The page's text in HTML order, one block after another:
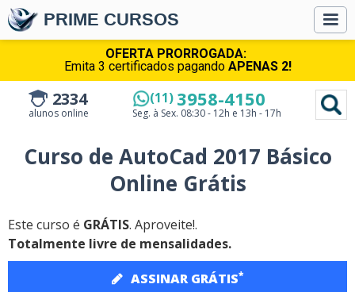
OFERTA PRORROGADA:
Emita 3 certificados pagando APENAS 2!
PRIME CURSOS
2334
alunos online
(11) 3958-4150
Seg. à Sex. 08:30 - 12h e 13h - 17h
Curso de AutoCad 2017 Básico
Online Grátis
Este curso é GRÁTIS. Aproveite!.
Totalmente livre de mensalidades.
ASSINAR GRÁTIS*